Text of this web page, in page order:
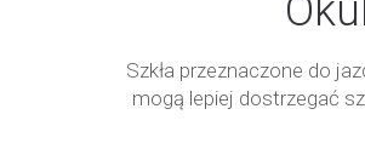
Szkła przeznaczone do
mogą lepiej dostrzegać